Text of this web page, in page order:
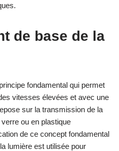
de base de la
fondamental qui permet
vitesses élevées et avec une
sur la transmission de la
ou en plastique
de ce concept fondamental
lumière est utilisée pour